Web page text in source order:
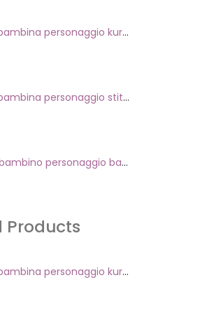
Set asilo 3 pezzi bambina personaggio kuromi
Set 5 pezzi asilo bambina personaggio stitch angel
Set 4 pezzi asilo bambino personaggio batman
Products
Set asilo 3 pezzi bambina personaggio kuromi